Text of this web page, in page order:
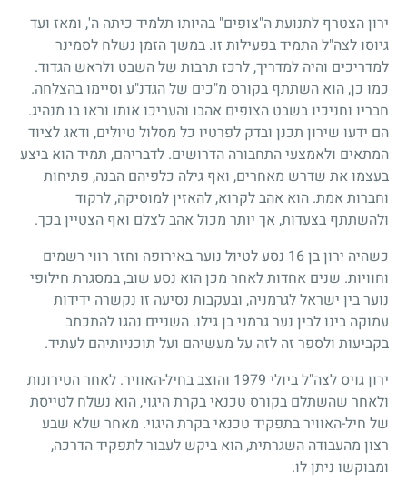
ירון הצטרף לתנועת ה"צופים" בהיותו תלמיד כיתה ה', ומאז ועד
גיוסו לצה"ל התמיד בפעילות זו. במשך הזמן נשלח לסמינר
למדריכים והיה למדריך, לרכז תרבות של השבט ולראש הגדוד.
כמו כן, הוא השתתף בקורס מ"כים של הגדנ"ע וסיימו בהצלחה.
חבריו וחניכיו בשבט הצופים אהבו והעריכו אותו וראו בו מנהיג.
הם ידעו שירון תכנן ובדק לפרטיו כל מסלול טיולים, ודאג לציוד
המתאים ולאמצעי התחבורה הדרושים. לדבריהם, תמיד הוא ביצע
בעצמו את שדרש מאחרים, ואף גילה כלפיהם הבנה, פתיחות
וחברות אמת. הוא אהב לקרוא, להאזין למוסיקה, לרקוד
ולהשתתף בצעדות, אך יותר מכול אהב לצלם ואף הצטיין בכך.
כשהיה ירון בן16 נסע לטיול נוער באירופה וחזר רווי רשמים
וחוויות. שנים אחדות לאחר מכן הוא נסע שוב, במסגרת חילופי
נוער בין ישראל לגרמניה, ובעקבות נסיעה זו נקשרה ידידות
עמוקה בינו לבין נער גרמני בן גילו. השניים נהגו להתכתב
בקביעות ולספר זה לזה על מעשיהם ועל תוכניותיהם לעתיד.
ירון גויס לצה"ל ביולי 1979 והוצב בחיל-האוויר. לאחר הטירונות
ולאחר שהשתלם בקורס טכנאי בקרת היגוי, הוא נשלח לטייסת
של חיל-האוויר בתפקיד טכנאי בקרת היגוי. מאחר שלא שבע
רצון מהעבודה השגרתית, הוא ביקש לעבור לתפקיד הדרכה,
ומבוקשו ניתן לו.